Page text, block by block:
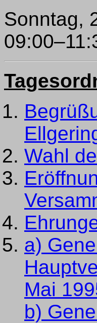
Sonntag,
Wahl
a)
Mai
b)